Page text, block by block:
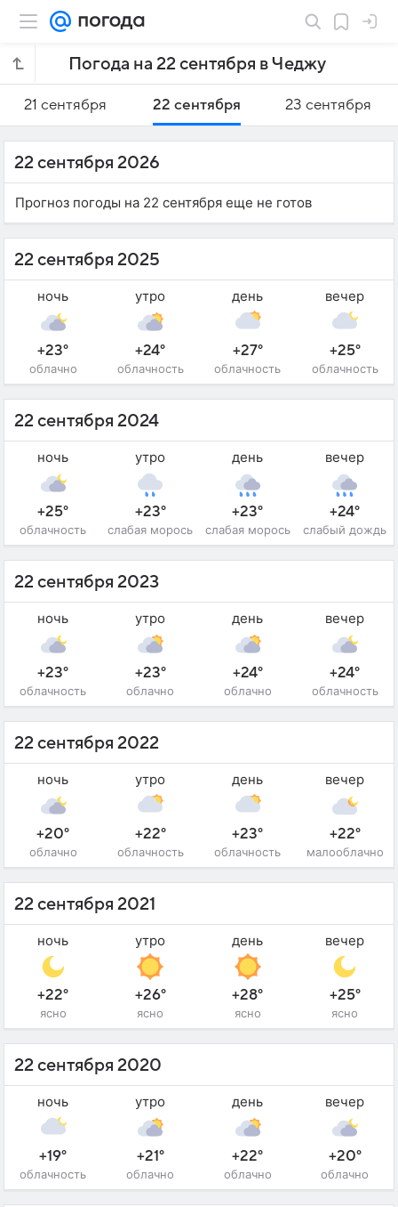
Погода на 22 сентября в Чеджу
21 сентября 22 сентября 23 сентября
22 сентября 2026
Прогноз погоды на 22 сентября еще не готов
22 сентября 2025
ночь
+23°
облачно
утро
+24°
облачность
день
+27°
облачность
вечер
+25°
облачность
22 сентября 2024
ночь
+25°
облачность
утро
+23°
слабая морось
день
+23°
слабая морось
вечер
+24°
слабый дождь
22 сентября 2023
ночь
+23°
облачность
утро
+23°
облачно
день
+24°
облачно
вечер
+24°
облачность
22 сентября 2022
ночь
+20°
облачно
утро
+22°
облачность
день
+23°
облачность
вечер
+22°
малооблачно
22 сентября 2021
ночь
+22°
ясно
утро
+26°
ясно
день
+28°
ясно
вечер
+25°
ясно
22 сентября 2020
ночь
+19°
облачность
утро
+21°
облачно
день
+22°
облачно
вечер
+20°
облачно